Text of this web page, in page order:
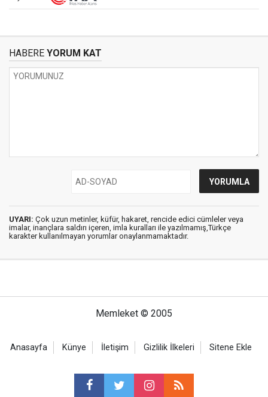
HABERE YORUM KAT
UYARI: Çok uzun metinler, küfür, hakaret, rencide edici cümleler veya
imalar, inançlara saldırı içeren, imla kuralları ile yazılmamış,Türkçe
karakter kullanılmayan yorumlar onaylanmamaktadır.
Memleket © 2005
Anasayfa Künye İletişim Gizlilik İlkeleri Sitene Ekle